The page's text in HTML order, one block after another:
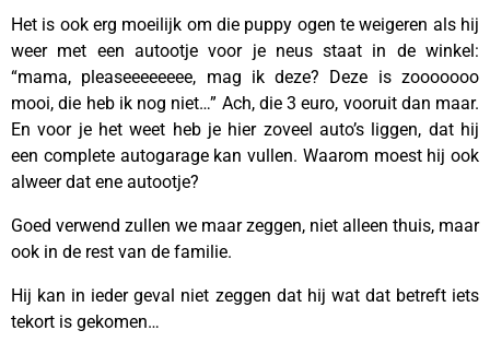
Het is ook erg moeilijk om die puppy ogen te weigeren als hij
weer met een autootje voor je neus staat in de winkel:
“mama, pleaseeeeeeee, mag ik deze? Deze is zooooooo
mooi, die heb ik nog niet…” Ach, die 3 euro, vooruit dan maar.
En voor je het weet heb je hier zoveel auto’s liggen, dat hij
een complete autogarage kan vullen. Waarom moest hij ook
alweer dat ene autootje?
Goed verwend zullen we maar zeggen, niet alleen thuis, maar
ook in de rest van de familie.
Hij kan in ieder geval niet zeggen dat hij wat dat betreft iets
tekort is gekomen…